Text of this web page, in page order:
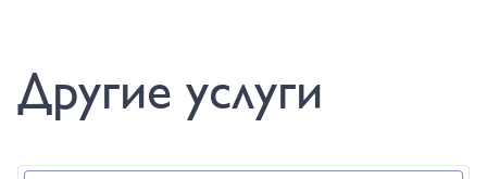
Другие услуги